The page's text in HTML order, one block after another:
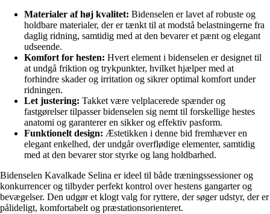
Materialer af høj kvalitet: Bidenselen er lavet af robuste og
holdbare materialer, der er tænkt til at modstå belastningerne fra
daglig ridning, samtidig med at den bevarer et pænt og elegant
udseende.
Komfort for hesten: Hvert element i bidenselen er designet til
at undgå friktion og trykpunkter, hvilket hjælper med at
forhindre skader og irritation og sikrer optimal komfort under
ridningen.
Let justering: Takket være velplacerede spænder og
fastgørelser tilpasser bidenselen sig nemt til forskellige hestes
anatomi og garanterer en sikker og effektiv pasform.
Funktionelt design: Æstetikken i denne bid fremhæver en
elegant enkelhed, der undgår overflødige elementer, samtidig
med at den bevarer stor styrke og lang holdbarhed.
Bidenselen Kavalkade Selina er ideel til både træningssessioner og
konkurrencer og tilbyder perfekt kontrol over hestens gangarter og
bevægelser. Den udgør et klogt valg for ryttere, der søger udstyr, der er
pålideligt, komfortabelt og præstationsorienteret.